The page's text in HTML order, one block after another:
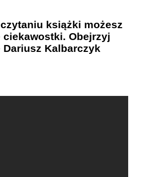
książki możesz
ciekawostki. Obejrzyj
Kalbarczyk